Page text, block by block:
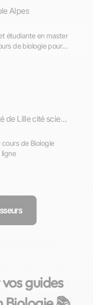
Alpes
étudiante en master
de biologie pour
licence
Université de Lille cité scientifique
de Biologie
ligne
guides